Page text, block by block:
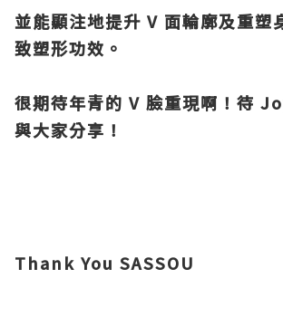
並能顯注地提升 V 面輪廓及重塑
致塑形功效。
很期待年青的 V 臉重現啊！待
與大家分享！
Thank You SASSOU